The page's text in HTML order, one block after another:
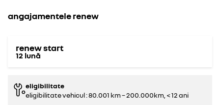
angajamentele renew
renew start
12 lună
eligibilitate
eligibilitate vehicul : 80.001 km – 200.000km, < 12 ani